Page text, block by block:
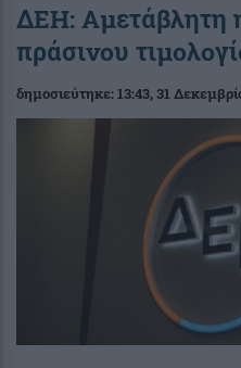
ΔΕΗ: Αμετάβλητη
πράσινου
δημοσιεύτηκε:13:43, 31